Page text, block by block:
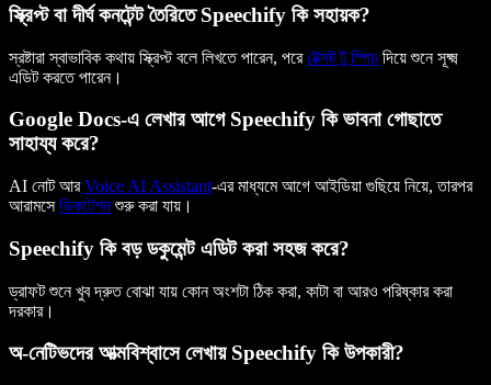
স্ক্রিপ্ট বা দীর্ঘ কনটেন্ট তৈরিতে Speechify কি সহায়ক?
স্রষ্টারা স্বাভাবিক কথায় স্ক্রিপ্ট বলে লিখতে পারেন, পরেটেক্সট টু স্পিচ দিয়ে শুনে সূক্ষ্ম
এডিট করতে পারেন।
Google Docs-এ লেখার আগে Speechify কি ভাবনা গোছাতে
সাহায্য করে?
AI নোট আরVoice AI Assistant-এর মাধ্যমে আগে আইডিয়া গুছিয়ে নিয়ে, তারপর
আরামসেডিকটেশনশুরু করা যায়।
Speechify কি বড় ডকুমেন্ট এডিট করা সহজ করে?
ড্রাফট শুনে খুব দ্রুত বোঝা যায় কোন অংশটা ঠিক করা, কাটা বা আরও পরিষ্কার করা
দরকার।
অ-নেটিভদের আত্মবিশ্বাসে লেখায় Speechify কি উপকারী?